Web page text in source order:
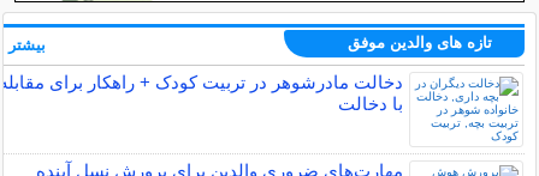
تازه های والدین موفق
دخالت مادرشوهر در تربیت کودک + راهکار برای
با دخالت
مهارت‌های ضروری والدین برای پرورش نسل آینده
بیشتر